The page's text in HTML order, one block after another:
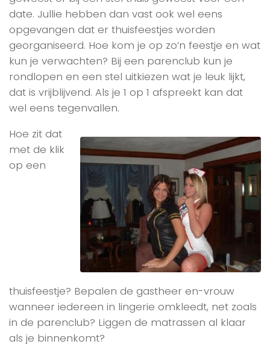
date. Jullie hebben dan vast ook wel eens
opgevangen dat er thuisfeestjes worden
georganiseerd. Hoe kom je op zo’n feestje en wat
kun je verwachten? Bij een parenclub kun je
rondlopen en een stel uitkiezen wat je leuk lijkt,
dat is vrijblijvend. Als je 1 op 1 afspreekt kan dat
wel eens tegenvallen.
Hoe zit dat
met de klik
op een
thuisfeestje? Bepalen de gastheer en-vrouw
wanneer iedereen in lingerie omkleedt, net zoals
in de parenclub? Liggen de matrassen al klaar
als je binnenkomt?